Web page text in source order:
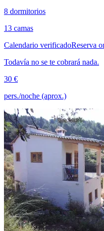
8 dormitorios
13 camas
Calendario verificadoReserva
Todavía no se te cobrará nada.
30 €
pers./noche (aprox.)